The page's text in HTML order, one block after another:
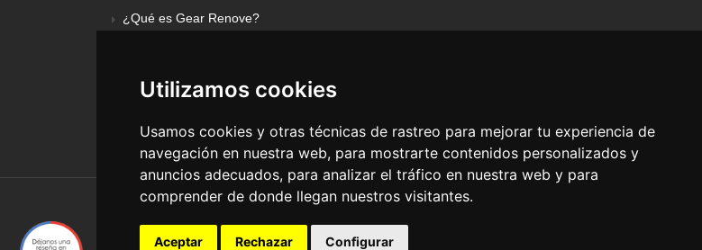
Utilizamos cookies
Usamos cookies y otras técnicas de rastreo para mejorar tu experiencia de
navegación en nuestra web, para mostrarte contenidos personalizados y
anuncios adecuados, para analizar el tráfico en nuestra web y para
comprender de donde llegan nuestros visitantes.
Aceptar Rechazar Configurar
¿Qué es Gear Renove?
© Pronorte Sonido SL. Todos los derechos reservados.